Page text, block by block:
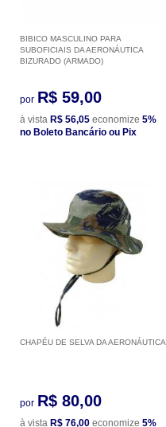
BIBICO MASCULINO PARA
SUBOFICIAIS DA AERONÁUTICA
BIZURADO (ARMADO)
por R$ 59,00
à vista R$ 56,05 economize 5%
no Boleto Bancário ou Pix
CHAPÉU DE SELVA DA AERONÁUTICA
por R$ 80,00
à vista R$ 76,00 economize 5%